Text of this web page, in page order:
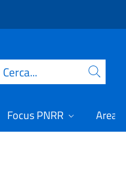
Cerca
Focus PNRR Area